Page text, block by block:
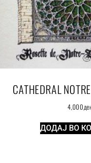
CATHEDRAL
4,000
ДОДАЈ ВО